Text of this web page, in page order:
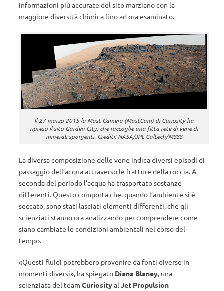
informazioni più accurate del sito marziano con la
maggiore diversità chimica fino ad ora esaminato.
Il 27 marzo 2015 la Mast Camera (MastCam) di Curiosity ha
ripreso il sito Garden City, che raccoglie una fitta rete di vene di
minerali sporgenti. Crediti: NASA/JPL-Caltech/MSSS
La diversa composizione delle vene indica diversi episodi di
passaggio dell’acqua attraverso le fratture della roccia. A
seconda del periodo l’acqua ha trasportato sostanze
differenti. Questo comporta che, quando l’ambiente si è
seccato, sono stati lasciati elementi differenti, che gli
scienziati stanno ora analizzando per comprendere come
siano cambiate le condizioni ambientali nel corso del
tempo.
«Questi fluidi potrebbero provenire da fonti diverse in
momenti diversi», ha spiegato Diana Blaney, una
scienziata del team Curiosityal Jet Propulsion